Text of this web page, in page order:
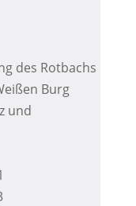
des Rotbachs
Burg
und